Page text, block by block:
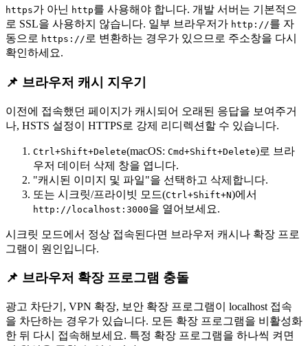
https가 아닌 http를 사용해야 합니다. 개발 서버는 기본적으
로 SSL을 사용하지 않습니다. 일부 브라우저가 http://를 자
동으로 https:// 로 변환하는 경우가 있으므로 주소창을 다시
확인하세요.
📌 브라우저 캐시 지우기
이전에 접속했던 페이지가 캐시되어 오래된 응답을 보여주거
나, HSTS 설정이 HTTPS로 강제 리디렉션할 수 있습니다.
Ctrl+Shift+Delete(macOS: Cmd+Shift+Delete)로 브라
우저 데이터 삭제 창을 엽니다.
"캐시된 이미지 및 파일"을 선택하고 삭제합니다.
또는 시크릿/프라이빗 모드(Ctrl+Shift+N)에서
http://localhost:3000을 열어보세요.
시크릿 모드에서 정상 접속된다면 브라우저 캐시나 확장 프로
그램이 원인입니다.
📌 브라우저 확장 프로그램 충돌
광고 차단기, VPN 확장, 보안 확장 프로그램이 localhost 접속
을 차단하는 경우가 있습니다. 모든 확장 프로그램을 비활성화
한 뒤 다시 접속해보세요. 특정 확장 프로그램을 하나씩 켜면